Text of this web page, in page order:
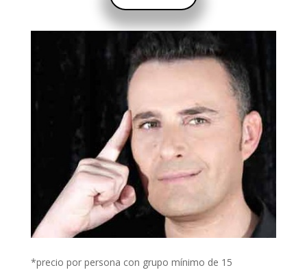
*precio por persona con grupo mínimo de 15